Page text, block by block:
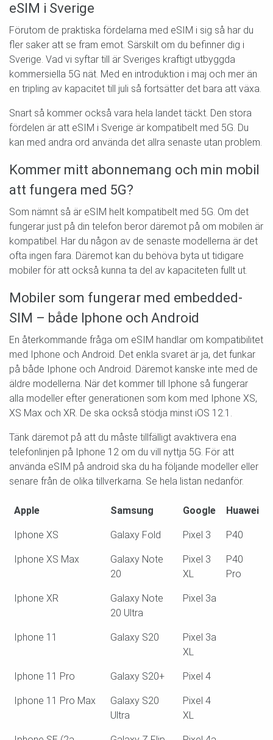
eSIM i Sverige
Förutom de praktiska fördelarna med eSIM i sig så har du
fler saker att se fram emot. Särskilt om du befinner dig i
Sverige. Vad vi syftar till är Sveriges kraftigt utbyggda
kommersiella 5G nät. Med en introduktion i maj och mer än
en tripling av kapacitet till juli så fortsätter det bara att växa.
Snart så kommer också vara hela landet täckt. Den stora
fördelen är att eSIM i Sverige är kompatibelt med 5G. Du
kan med andra ord använda det allra senaste utan problem.
Kommer mitt abonnemang och min mobil
att fungera med 5G?
Som nämnt så är eSIM helt kompatibelt med 5G. Om det
fungerar just på din telefon beror däremot på om mobilen är
kompatibel. Har du någon av de senaste modellerna är det
ofta ingen fara. Däremot kan du behöva byta ut tidigare
mobiler för att också kunna ta del av kapaciteten fullt ut.
Mobiler som fungerar med embedded-
SIM – både Iphone och Android
En återkommande fråga om eSIM handlar om kompatibilitet
med Iphone och Android. Det enkla svaret är ja, det funkar
på både Iphone och Android. Däremot kanske inte med de
äldre modellerna. När det kommer till Iphone så fungerar
alla modeller efter generationen som kom med Iphone XS,
XS Max och XR. De ska också stödja minst iOS 12.1.
Tänk däremot på att du måste tillfälligt avaktivera ena
telefonlinjen på Iphone 12 om du vill nyttja 5G. För att
använda eSIM på android ska du ha följande modeller eller
senare från de olika tillverkarna. Se hela listan nedanför.
Apple Samsung Google Huawei
Iphone XS Galaxy Fold Pixel 3 P40
Iphone XS Max
Galaxy Note
20
Pixel 3
XL
P40
Pro
Iphone XR
Galaxy Note
20 Ultra
Pixel 3a
Iphone 11 Galaxy S20
Pixel 3a
XL
Iphone 11 Pro Galaxy S20+ Pixel 4
Iphone 11 Pro Max
Galaxy S20
Ultra
Pixel 4
XL